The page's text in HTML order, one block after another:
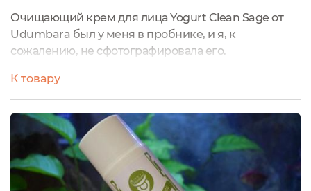
Очищающий крем для лица Yogurt Clean Sage от
Udumbara был у меня в пробнике, и я, к
сожалению, не сфотографировала его.
Это средство мне очень понравилось, и вот почему:
+ нежнейшая текстура очищающего крема-
молочка, которая аккуратно распределяется по
коже;
+ ненавязчивый и лёгкий аромат шалфея;
+ прекрасное очищение кожи, без пересушивания;
+ ну и конечно же, полностью натуральный состав
К товару